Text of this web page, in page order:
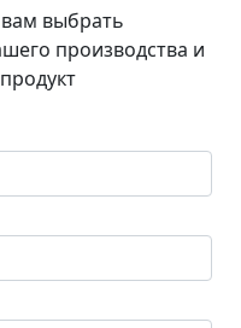
выбрать
производства и